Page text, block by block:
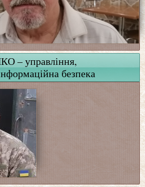
– управління,
безпека